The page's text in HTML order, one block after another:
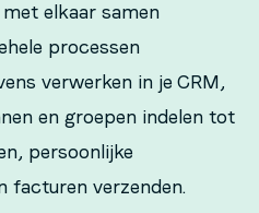
elkaar samen
processen
verwerken in je CRM,
en groepen indelen tot
persoonlijke
facturen verzenden.